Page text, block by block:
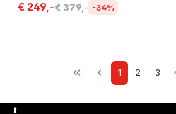
€ 249,-€ 379,- -34%
Page
1 Page
2 Page
3
Klanten